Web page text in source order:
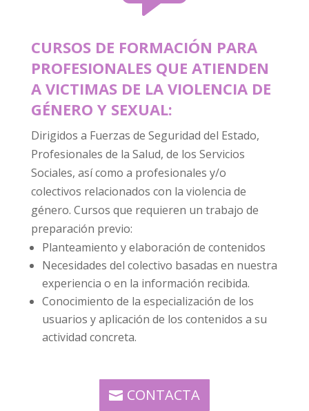
CURSOS DE FORMACIÓN PARA
PROFESIONALES QUE ATIENDEN
A VICTIMAS DE LA VIOLENCIA DE
GÉNERO Y SEXUAL:
Dirigidos a Fuerzas de Seguridad del Estado,
Profesionales de la Salud, de los Servicios
Sociales, así como a profesionales y/o
colectivos relacionados con la violencia de
género. Cursos que requieren un trabajo de
preparación previo:
Planteamiento y elaboración de contenidos
Necesidades del colectivo basadas en nuestra
experiencia o en la información recibida.
Conocimiento de la especialización de los
usuarios y aplicación de los contenidos a su
actividad concreta.
CONTACTA